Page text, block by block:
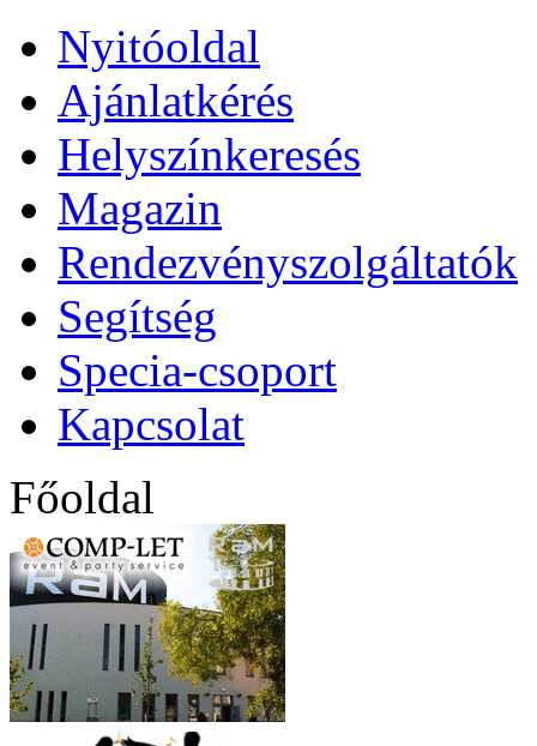
Nyitóoldal
Ajánlatkérés
Helyszínkeresés
Magazin
Rendezvényszolgáltatók
Segítség
Specia-csoport
Kapcsolat
Főoldal